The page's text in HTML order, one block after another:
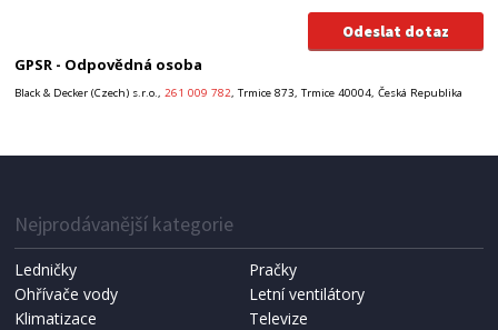
GPSR - Odpovědná osoba
Black & Decker (Czech) s.r.o.,261 009 782, Trmice 873, Trmice 40004, Česká Republika
Nejprodávanější kategorie
Ledničky
Pračky
Ohřívače vody
Letní ventilátory
Klimatizace
Televize